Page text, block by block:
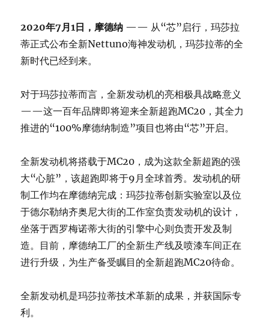
2020年7月1日，摩德纳 —— 从“芯”启行，玛莎拉
蒂正式公布全新Nettuno海神发动机，玛莎拉蒂的全
新时代已经到来。
对于玛莎拉蒂而言，全新发动机的亮相极具战略意义
——这一百年品牌即将迎来全新超跑MC20，其全力
推进的“100%摩德纳制造”项目也将由“芯”开启。
全新发动机将搭载于MC20，成为这款全新超跑的强
大“心脏”，该超跑即将于9月全球首秀。发动机的研
制工作均在摩德纳完成：玛莎拉蒂创新实验室以及位
于德尔勒纳齐奥尼大街的工作室负责发动机的设计，
坐落于西罗梅诺蒂大街的引擎中心则负责开发及制
造。目前，摩德纳工厂的全新生产线及喷漆车间正在
进行升级，为生产备受瞩目的全新超跑MC20待命。
全新发动机是玛莎拉蒂技术革新的成果，并获国际专
利。